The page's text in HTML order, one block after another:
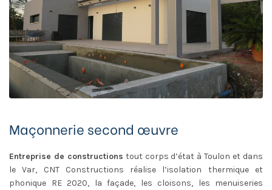
Maçonnerie second œuvre
Entreprise de constructions tout corps d’état à Toulon et dans
le Var, CNT Constructions réalise l’isolation thermique et
phonique RE 2020, la façade, les cloisons, les menuiseries